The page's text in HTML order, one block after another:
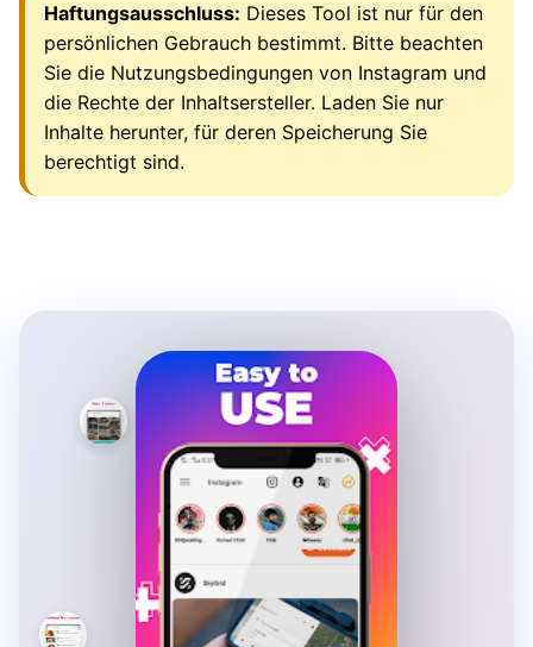
Haftungsausschluss: Dieses Tool ist nur für den
persönlichen Gebrauch bestimmt. Bitte beachten
Sie die Nutzungsbedingungen von Instagram und
die Rechte der Inhaltsersteller. Laden Sie nur
Inhalte herunter, für deren Speicherung Sie
berechtigt sind.